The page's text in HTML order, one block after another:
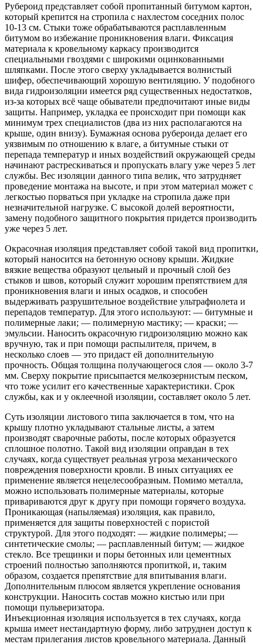
Рубероид представляет собой пропитанный битумом картон,
который крепится на стропила с нахлестом соседних полос
10-13 см. Стыки тоже обрабатываются расплавленным
битумом во избежание проникновения влаги. Фиксация
материала к кровельному каркасу производится
специальными гвоздями с широкими оцинкованными
шляпками. После этого сверху укладывается волнистый
шифер, обеспечивающий хорошую вентиляцию. У подобного
вида гидроизоляции имеется ряд существенных недостатков,
из-за которых всё чаще обыватели предпочитают иные виды
защиты. Например, укладка ее происходит при помощи как
минимум трех специалистов (два из них располагаются на
крыше, один внизу). Бумажная основа рубероида делает его
уязвимым по отношению к влаге, а битумные стыки от
перепада температур и иных воздействий окружающей среды
начинают растрескиваться и пропускать влагу уже через 5 лет
службы. Вес изоляции данного типа велик, что затрудняет
проведение монтажа на высоте, и при этом материал может с
легкостью порваться при укладке на стропила даже при
незначительной нагрузке. С высокой долей вероятности,
замену подобного защитного покрытия придется производить
уже через 5 лет.
Окрасочная изоляция представляет собой такой вид пропитки,
который наносится на бетонную основу крыши. Жидкие
вязкие вещества образуют цельный и прочный слой без
стыков и швов, который служит хорошим препятствием для
проникновения влаги и иных осадков, и способен
выдерживать разрушительное воздействие ультрафиолета и
перепадов температур. Для этого используют: — битумные и
полимерные лаки; — полимерную мастику; — краски; —
эмульсии. Наносить окрасочную гидроизоляцию можно как
вручную, так и при помощи распылителя, причем, в
несколько слоев — это придаст ей дополнительную
прочность. Общая толщина получающегося слоя — около 3-7
мм. Сверху покрытие присыпается мелкозернистым песком,
что тоже усилит его качественные характеристики. Срок
службы, как и у оклеечной изоляции, составляет около 5 лет.
Суть изоляции листового типа заключается в том, что на
крышу плотно укладывают стальные листы, а затем
производят сварочные работы, после которых образуется
сплошное полотно. Такой вид изоляции оправдан в тех
случаях, когда существует реальная угроза механического
повреждения поверхности кровли. В иных ситуациях ее
применение является нецелесообразным. Помимо металла,
можно использовать полимерные материалы, которые
привариваются друг к другу при помощи горячего воздуха.
Проникающая (напыляемая) изоляция, как правило,
применяется для защиты поверхностей с пористой
структурой. Для этого подходят: — жидкие полимеры; —
синтетические смолы; — расплавленный битум; — жидкое
стекло. Все трещинки и поры бетонных или цементных
строений полностью заполняются пропиткой, и, таким
образом, создается препятствие для впитывания влаги.
Дополнительным плюсом является укрепление основания
конструкции. Наносить состав можно кистью или при
помощи пульверизатора.
Инъекционная изоляция используется в тех случаях, когда
крыша имеет нестандартную форму, либо затруднен доступ к
местам прилегания листов кровельного материала. Данный